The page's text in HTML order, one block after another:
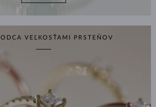
VEĽKOSŤAMI PRSTEŇOV